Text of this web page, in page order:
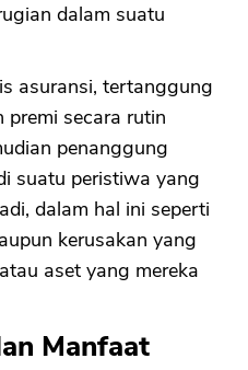
dalam suatu
asuransi, tertanggung
premi secara rutin
penanggung
suatu peristiwa yang
dalam hal ini seperti
kerusakan yang
aset yang mereka
Manfaat